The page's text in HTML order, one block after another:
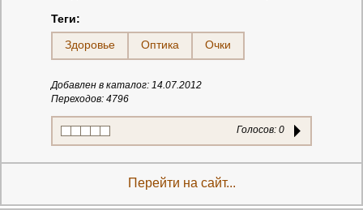
Теги:
Здоровье
Оптика Очки
Добавлен в каталог: 14.07.2012
Переходов: 4796
Голосов: 0
Перейти на сайт...